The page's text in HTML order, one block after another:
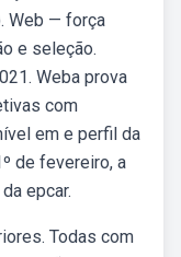
Web — força
e seleção.
Weba prova
com
em e perfil da
de fevereiro, a
epcar.
Todas com